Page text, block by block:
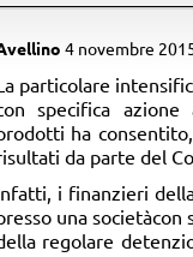
4 novembre
particolare
specifica
ha
da parte del
i finanzieri
una
regolare